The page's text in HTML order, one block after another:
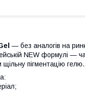
— без аналогів на
NEW формулі —
пігментацію гелю.